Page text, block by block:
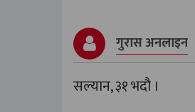
गुरास अनलाइन
सल्यान, ३१ भदौ ।